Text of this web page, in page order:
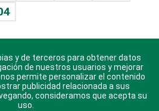
para Android, iOS y
Huawei.
y de terceros para obtener datos
de nuestros usuarios y mejorar
permite personalizar el contenido
publicidad relacionada a sus
consideramos que acepta su
uso.